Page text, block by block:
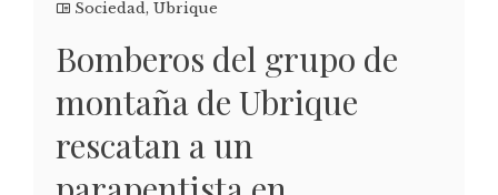
Sociedad, Ubrique
Bomberos del grupo de
montaña de Ubrique
rescatan a un